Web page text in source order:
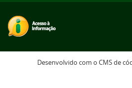
Desenvolvido com o CMS de